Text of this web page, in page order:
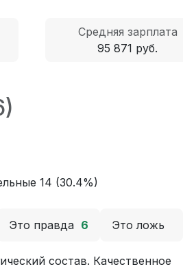
Средняя зарплата
95 871 руб.
14 (30.4%)
Это правда 6 Это ложь
состав. Качественное